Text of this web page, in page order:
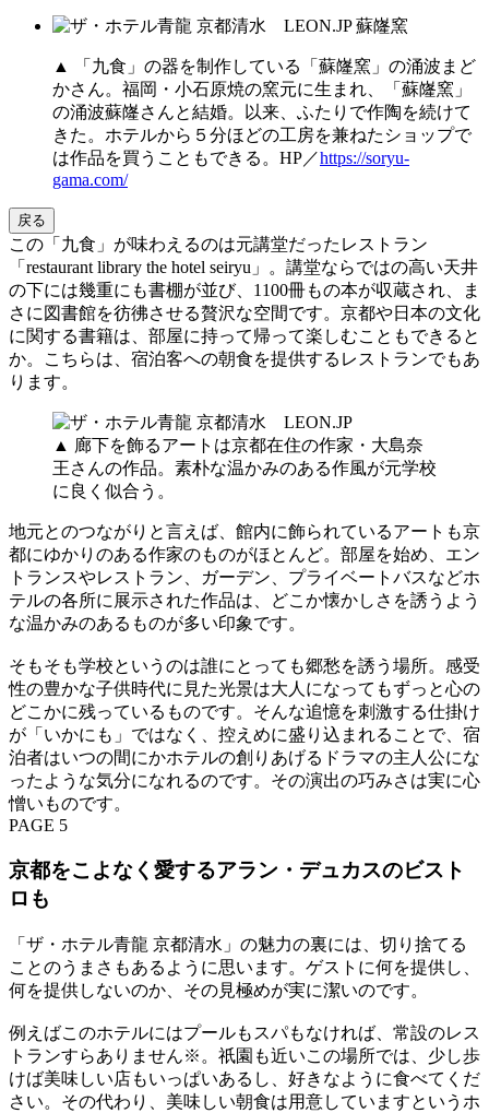
▲ 「九食」の器を制作している「蘇嶐窯」の涌波まど
かさん。福岡・小石原焼の窯元に生まれ、「蘇嶐窯」
の涌波蘇嶐さんと結婚。以来、ふたりで作陶を続けて
きた。ホテルから５分ほどの工房を兼ねたショップで
は作品を買うこともできる。HP／https://soryu-
gama.com/
戻る
この「九食」が味わえるのは元講堂だったレストラン
「restaurant library the hotel seiryu」。講堂ならではの高い天井
の下には幾重にも書棚が並び、1100冊もの本が収蔵され、ま
さに図書館を彷彿させる贅沢な空間です。京都や日本の文化
に関する書籍は、部屋に持って帰って楽しむこともできると
か。こちらは、宿泊客への朝食を提供するレストランでもあ
ります。
▲ 廊下を飾るアートは京都在住の作家・大島奈
王さんの作品。素朴な温かみのある作風が元学校
に良く似合う。
地元とのつながりと言えば、館内に飾られているアートも京
都にゆかりのある作家のものがほとんど。部屋を始め、エン
トランスやレストラン、ガーデン、プライベートバスなどホ
テルの各所に展示された作品は、どこか懐かしさを誘うよう
な温かみのあるものが多い印象です。
そもそも学校というのは誰にとっても郷愁を誘う場所。感受
性の豊かな子供時代に見た光景は大人になってもずっと心の
どこかに残っているものです。そんな追憶を刺激する仕掛け
が「いかにも」ではなく、控えめに盛り込まれることで、宿
泊者はいつの間にかホテルの創りあげるドラマの主人公にな
ったような気分になれるのです。その演出の巧みさは実に心
憎いものです。
PAGE 5
京都をこよなく愛するアラン・デュカスのビスト
ロも
「ザ・ホテル青龍 京都清水」の魅力の裏には、切り捨てる
ことのうまさもあるように思います。ゲストに何を提供し、
何を提供しないのか、その見極めが実に潔いのです。
例えばこのホテルにはプールもスパもなければ、常設のレス
トランすらありません※。祇園も近いこの場所では、少し歩
けば美味しい店もいっぱいあるし、好きなように食べてくだ
さい。その代わり、美味しい朝食は用意していますというホ